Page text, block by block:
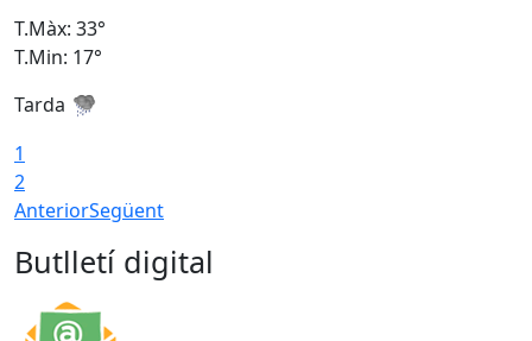
T.Màx: 33°
T.Min: 17°
Tarda
1
2
AnteriorSegüent
Butlletí digital